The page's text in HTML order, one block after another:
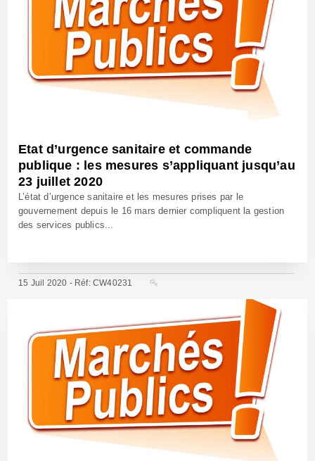
Etat d’urgence sanitaire et commande
publique : les mesures s’appliquant jusqu’au
23 juillet 2020
L’état d’urgence sanitaire et les mesures prises par le
gouvernement depuis le 16 mars dernier compliquent la gestion
des services publics...
15 Juil 2020 - Réf: CW40231